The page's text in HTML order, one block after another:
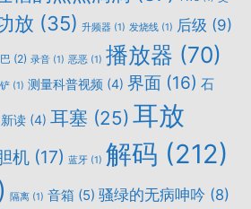
放 (35) 升频器 (1) 发烧线 (1) 后级 (9)
(2) 录音 (1) 恶恶 (1) 播放器 (70)
(1) 测量科普视频 (4) 界面 (16) 石
读 (4) 耳塞 (25) 耳放
机 (17) 蓝牙 (1) 解码 (212)
隔离 (1) 音箱 (5) 骚绿的无病呻吟 (8)